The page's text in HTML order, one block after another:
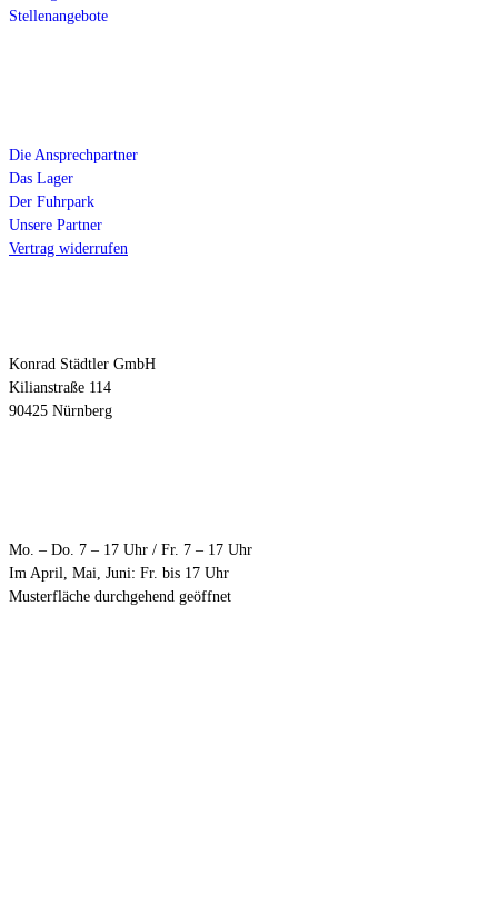
Stellenangebote
Die Ansprechpartner
Das Lager
Der Fuhrpark
Unsere Partner
Vertrag widerrufen
Konrad Städtler GmbH
Kilianstraße 114
90425 Nürnberg
Mo. – Do. 7 – 17 Uhr / Fr. 7 – 17 Uhr
Im April, Mai, Juni: Fr. bis 17 Uhr
Musterfläche durchgehend geöffnet